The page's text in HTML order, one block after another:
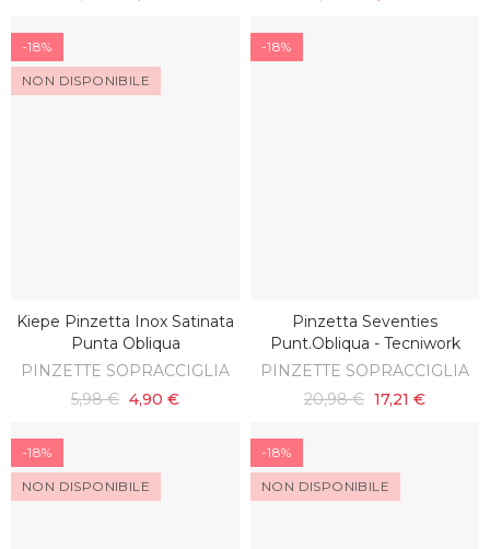
-18%
NON DISPONIBILE
SCOPRI
Kiepe Pinzetta Inox Satinata
Punta Obliqua
PINZETTE SOPRACCIGLIA
5,98 € 4,90 €
-18%
AGGIUNGI AL CARRELLO
Pinzetta Seventies
Punt.obliqua - Tecniwork
PINZETTE SOPRACCIGLIA
20,98 € 17,21 €
-18%
NON DISPONIBILE
-18%
NON DISPONIBILE